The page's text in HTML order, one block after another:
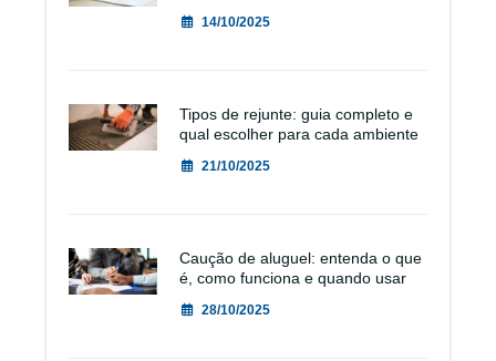
14/10/2025
Tipos de rejunte: guia completo e
qual escolher para cada ambiente
21/10/2025
Caução de aluguel: entenda o que
é, como funciona e quando usar
28/10/2025